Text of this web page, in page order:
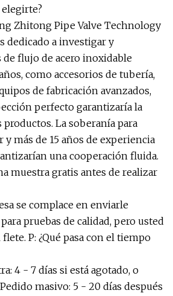
elegirte?
Zhitong Pipe Valve Technology
dedicado a investigar y
de flujo de acero inoxidable
como accesorios de tubería,
de fabricación avanzados,
perfecto garantizaría la
La soberanía para
más de 15 años de experiencia
una cooperación fluida.
muestra gratis antes de realizar
se complace en enviarle
pruebas de calidad, pero usted
P: ¿Qué pasa con el tiempo
4 - 7 días si está agotado, o
masivo: 5 - 20 días después